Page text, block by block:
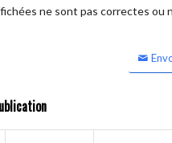
ne sont pas correctes